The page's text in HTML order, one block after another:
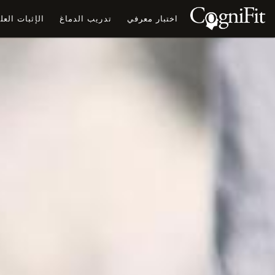
اختبار معرفي تدريب الدماغ الإثبات